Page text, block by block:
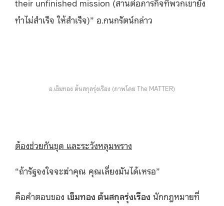
ทำไม่สำเร็จ ให้สำเร็จ)” อ.กนกรัตน์กล่าว
อ.เข็มทอง ต้นสกุลรุ่งเรือง (ภาพโดย The MATTER)
ต้องช่วยกันขุด และระวังหลุมพราง
“ถ้ารัฐจงใจจะฆ่าคุณ คุณเลี่ยงมันได้เหรอ”
คือคำตอบของ เข็มทอง ต้นสกุลรุ่งเรือง นักกฎหมายที่